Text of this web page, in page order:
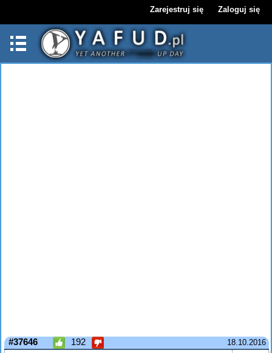
Zarejestruj się Zaloguj się
18.10.2016
#37646 192